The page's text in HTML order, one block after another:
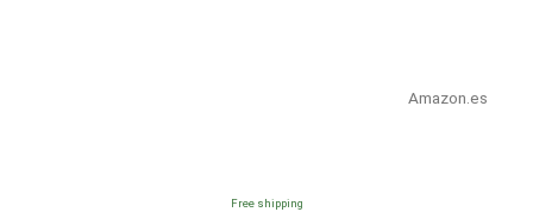
Amazon.es
Free shipping